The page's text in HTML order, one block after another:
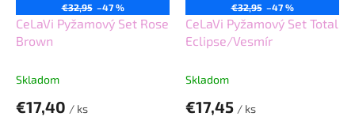
€32,95 –47 %
CeLaVi Pyžamový Set Rose
Brown
Skladom
€17,40 / ks
€32,95 –47 %
CeLaVi Pyžamový Set Total
Eclipse/Vesmír
Skladom
€17,45 / ks